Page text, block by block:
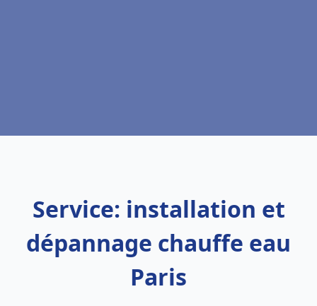
Service: installation et
dépannage chauffe eau
Paris